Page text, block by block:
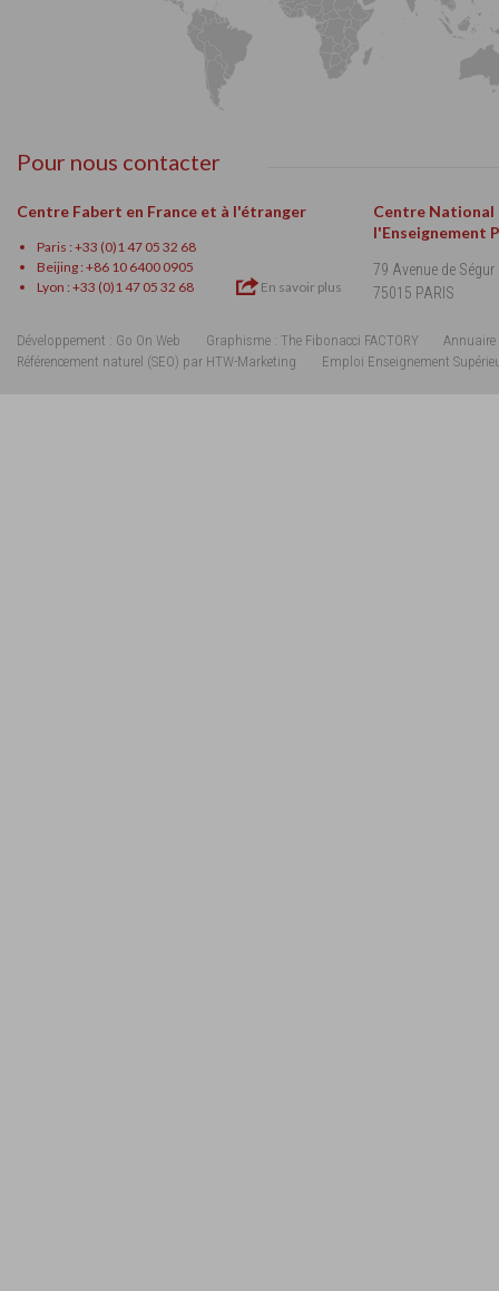
Pour nous contacter
Centre Fabert en France et à l'étranger
Paris : +33 (0)1 47 05 32 68
Beijing : +86 10 6400 0905
Lyon : +33 (0)1 47 05 32 68
En savoir plus
Centre National
l'Enseignement
79 Avenue de Ségur
75015 PARIS
Développement : Go On Web Graphisme : The Fibonacci FACTORY
Annuaire
Référencement naturel (SEO) par HTW-Marketing
Emploi Enseignement